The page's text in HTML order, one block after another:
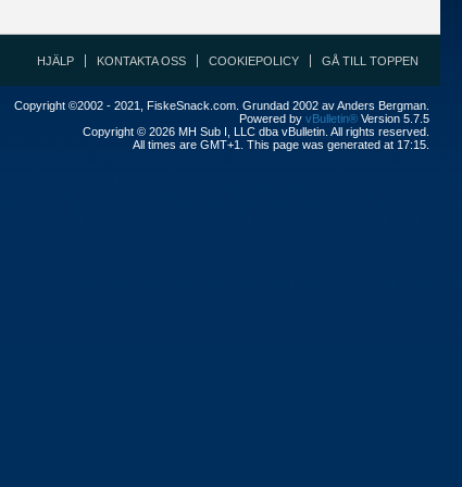
HJÄLP KONTAKTA OSS COOKIEPOLICY GÅ TILL TOPPEN
Copyright ©2002 - 2021, FiskeSnack.com. Grundad 2002 av Anders Bergman.
Powered by vBulletin® Version 5.7.5
Copyright © 2026 MH Sub I, LLC dba vBulletin. All rights reserved.
All times are GMT+1. This page was generated at 17:15.